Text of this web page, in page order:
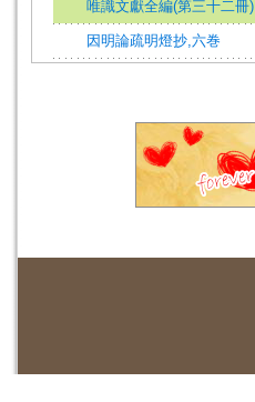
唯識文獻全編(第三十二冊)
因明論疏明燈抄,六巻